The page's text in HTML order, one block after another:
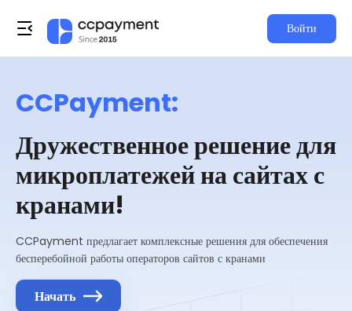
Войти
CCPayment:
Дружественное решение для
микроплатежей на сайтах с
кранами!
CCPayment предлагает комплексные решения для обеспечения
бесперебойной работы операторов сайтов с кранами
Начать